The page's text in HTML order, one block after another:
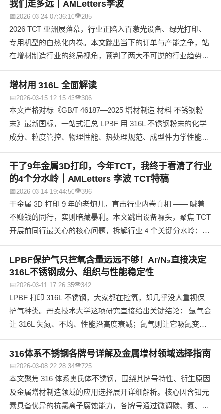
步实现降应力与提塑性，为行业核心痛点提供了系统性解决方
案。
我们走多远｜AMLetters李波
📅2026-03-24 07:36:10👁285
2026 TCT 亚洲展落幕，行业正陷入百激光设备、绿光打印、
专用机型的白热化内卷。本文跳出当下的订单与产能之争，站
在增材制造行业的终局视角，预判了两大不可逆的行业趋势：
3D 打印终将从高端奢侈品变为通用工业基础设施，而材料牌
号的史诗级爆发，才是行业释放自由制造潜力的核心钥匙。文
章直指行业最大痛点 —— 设备迭代已驶入高铁时代，传统材
料研发却仍在原地踏步，深度拆解了 AI + 高通量带来的材料研
发范式革命，以创材深造为样本，揭示了未来材料企业的核心
护城河，最终给出行业终极判断：设备决定我们能走多快，而
增材用 316L 全面解读
📅2026-03-15 12:15:43👁306
本文严格对标《GB/T 46187—2025 增材制造 材料 不锈钢粉
末》最新国标，一站式汇总 LPBF 用 316L 不锈钢粉末的化学
成分、粒度管控、物理性能、热处理规范、成型件力学性能等
核心参数，采购、质检、技术岗可直接复制对标；同时深度拆
解氮氧管控、粒度逻辑、热处理本质、粉末磁性四大行业认知
误区，讲透参数背后的底层逻辑与实操避坑指南，彻底解决从
业者 “查得到标准，看不懂逻辑，用不对场景” 的核心痛点。
干了9年金属3D打印，今年TCT，我终于看清了行业
的4个分水岭｜AMLetters 李波 TCT特稿
📅2026-03-14 19:44:50👁396
干金属 3D 打印 9 年的老炮儿，直击行业内卷真相 —— 喊着
不赚钱的同行，实则暗藏暴利。本文跳出设备噱头，聚焦 TCT
开展前同行最关心的核心问题，拆解行业 4 个关键分水岭：从
“备胎” 到 “刚需” 的量产转型、铜材料赛道爆发、红绿激光双线
并行、冷金属打印新路线突围，点透当下机遇与未来趋势，帮
同行看清方向、避开陷阱，找准 TCT 看展重点，稳稳抓住行
业红利。
LPBF保护气只控氧含量远远不够！Ar/N₂直接决定
316L不锈钢成分、组织与性能稳定性
📅2026-03-11 17:26:35👁342
LPBF 打印 316L 不锈钢，大家都在控氧，却几乎没人重视保
护气种类。丹麦技术大学这项研究直接给出关键结论： 氩气会
让 316L 失氮、不均、性能沿高度衰减；氮气则让它吸氮变
316LN、组织更匀、硬度更高且全程稳定。
316体系不锈钢各牌号详解及金属增材领域选择指南
📅2026-03-08 22:28:34👁725
本文聚焦 316 体系奥氏体不锈钢，围绕其牌号特性、衍生原因
及金属增材制造领域的应用选择展开详细解析。核心因含钼元
素具备优异的抗氯离子腐蚀能力，各牌号通过微调碳、氮、钛